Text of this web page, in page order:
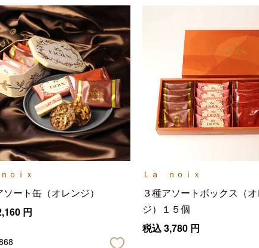
ｏｉｘ
ソート缶（オレンジ）
円
Ｌａ ｎｏｉｘ
３種アソートボックス（
ジ）１５個
税込3,780 円